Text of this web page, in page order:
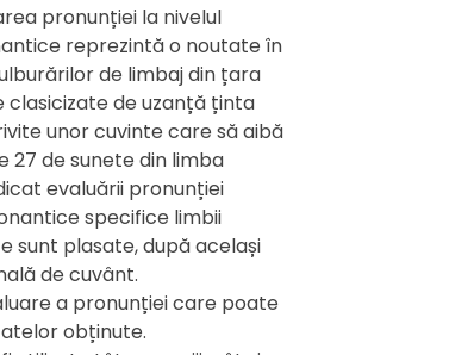
pronunției la nivelul
reprezintă o noutate în
de limbaj din țara
clasicizate de uzanță ținta
unor cuvinte care să aibă
27 de sunete din limba
evaluării pronunției
specifice limbii
sunt plasate, după același
de cuvânt.
a pronunției care poate
obținute.